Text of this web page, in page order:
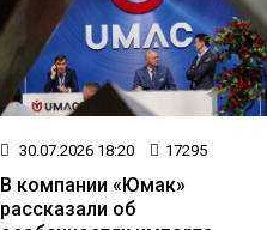
30.07.2026 18:20 17295
В компании «Юмак»
рассказали об